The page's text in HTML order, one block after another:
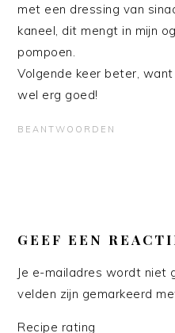
met een dressing van
kaneel, dit mengt in mijn
pompoen.
Volgende keer beter,
wel erg goed!
BEANTWOORDEN
GEEF EEN
Je e-mailadres wordt niet
velden zijn gemarkeerd
Recipe rating